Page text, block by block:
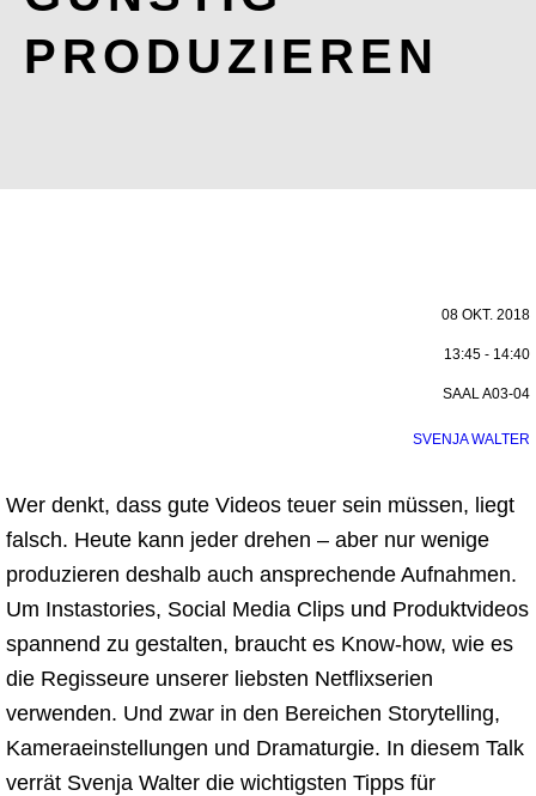
PRODUZIEREN
08 OKT. 2018
13:45 - 14:40
SAAL A03-04
SVENJA WALTER
Wer denkt, dass gute Videos teuer sein müssen, liegt
falsch. Heute kann jeder drehen – aber nur wenige
produzieren deshalb auch ansprechende Aufnahmen.
Um Instastories, Social Media Clips und Produktvideos
spannend zu gestalten, braucht es Know-how, wie es
die Regisseure unserer liebsten Netflixserien
verwenden. Und zwar in den Bereichen Storytelling,
Kameraeinstellungen und Dramaturgie. In diesem Talk
verrät Svenja Walter die wichtigsten Tipps für